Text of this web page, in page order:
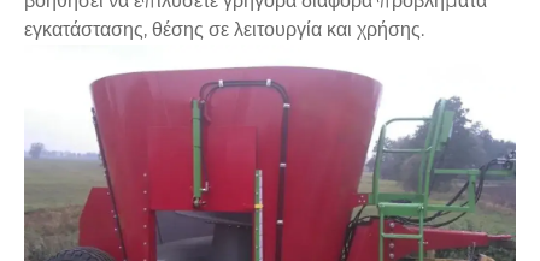
εγκατάστασης, θέσης σε λειτουργία και χρήσης.